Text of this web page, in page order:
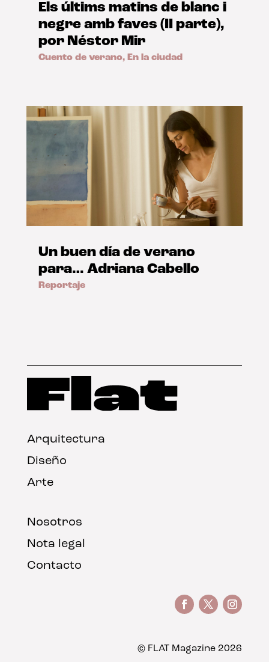
Els últims matins de blanc i
negre amb faves (II parte),
por Néstor Mir
Cuento de verano, En la ciudad
Un buen día de verano
para… Adriana Cabello
Reportaje
Arquitectura
Diseño
Arte
Nosotros
Nota legal
Contacto
© FLAT Magazine 2026